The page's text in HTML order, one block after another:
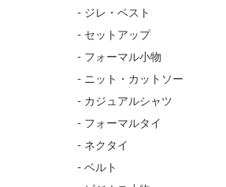
- ジレ・ベスト
- セットアップ
- フォーマル小物
- ニット・カットソー
- カジュアルシャツ
- フォーマルタイ
- ネクタイ
- ベルト